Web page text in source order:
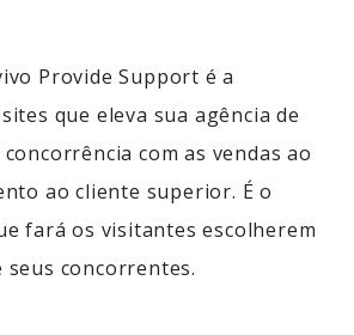
Provide Support é a
que eleva sua agência de
com as vendas ao
ao cliente superior. É o
fará os visitantes escolherem
seus concorrentes.